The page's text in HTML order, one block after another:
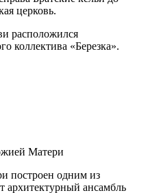
церковь.
расположился
коллектива «Березка».
Матери
построен одним из
архитектурный ансамбль